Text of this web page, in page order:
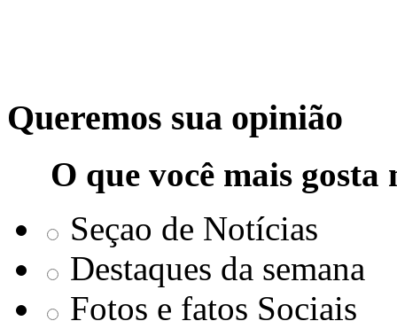
Queremos sua opinião
O que você mais
Seçao de Notícias
Destaques da semana
Fotos e fatos Sociais